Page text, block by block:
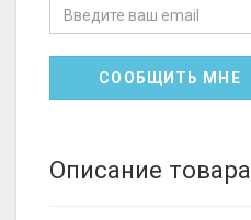
СООБЩИТЬ МНЕ
Описание товара